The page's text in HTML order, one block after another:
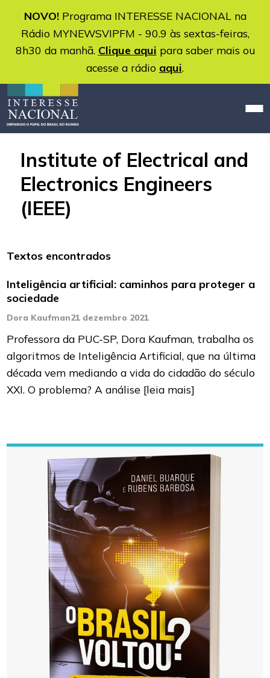
NOVO!Programa INTERESSE NACIONAL na
Rádio MYNEWSVIPFM - 90.9 às sextas-feiras,
8h30 da manhã. Clique aqui para saber mais ou
acesse a rádio aqui.
Institute of Electrical and
Electronics Engineers
(IEEE)
Textos encontrados
Inteligência artificial: caminhos para proteger a
sociedade
Dora Kaufman21 dezembro 2021
Professora da PUC-SP, Dora Kaufman, trabalha os
algoritmos de Inteligência Artificial, que na última
década vem mediando a vida do cidadão do século
XXI. O problema? A análise [leia mais]